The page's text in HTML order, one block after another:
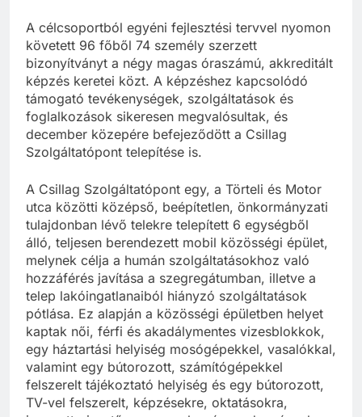
A célcsoportból egyéni fejlesztési tervvel nyomon
követett 96 főből 74 személy szerzett
bizonyítványt a négy magas óraszámú, akkreditált
képzés keretei közt. A képzéshez kapcsolódó
támogató tevékenységek, szolgáltatások és
foglalkozások sikeresen megvalósultak, és
december közepére befejeződött a Csillag
Szolgáltatópont telepítése is.
A Csillag Szolgáltatópont egy, a Törteli és Motor
utca közötti középső, beépítetlen, önkormányzati
tulajdonban lévő telekre telepített 6 egységből
álló, teljesen berendezett mobil közösségi épület,
melynek célja a humán szolgáltatásokhoz való
hozzáférés javítása a szegregátumban, illetve a
telep lakóingatlanaiból hiányzó szolgáltatások
pótlása. Ez alapján a közösségi épületben helyet
kaptak női, férfi és akadálymentes vizesblokkok,
egy háztartási helyiség mosógépekkel, vasalókkal,
valamint egy bútorozott, számítógépekkel
felszerelt tájékoztató helyiség és egy bútorozott,
TV-vel felszerelt, képzésekre, oktatásokra,